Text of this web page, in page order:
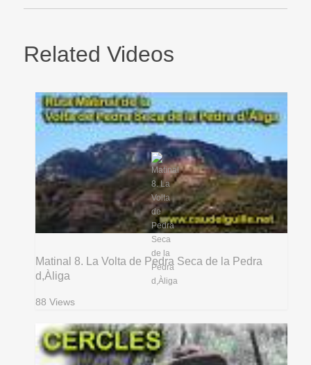
Related Videos
Matinal 8. La Volta de Pedra Seca de la Pedra
d,Àliga
88 Views